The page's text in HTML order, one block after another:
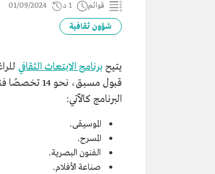
قوائم 1 د 01/09/2024
شؤون ثقافية
يتيح برنامج الابتعاث الثقافي
البرنامج كالآتي:
الموسيقى.
المسرح.
الفنون البصرية.
صناعة الأفلام.